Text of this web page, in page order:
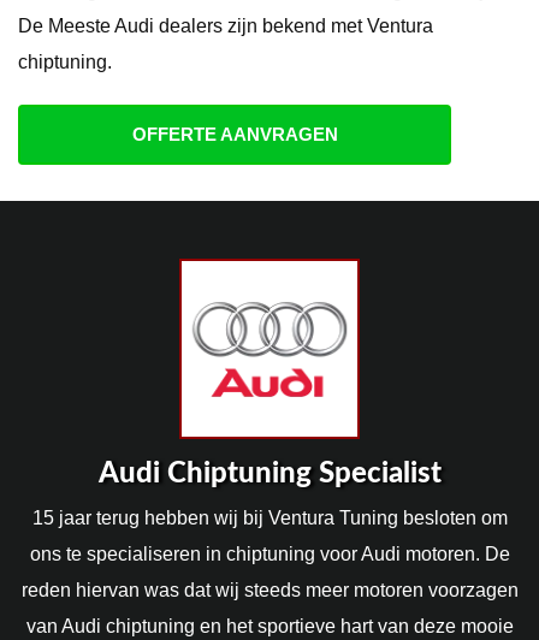
De Meeste Audi dealers zijn bekend met Ventura
chiptuning.
OFFERTE AANVRAGEN
Audi Chiptuning Specialist
15 jaar terug hebben wij bij Ventura Tuning besloten om
ons te specialiseren in chiptuning voor Audi motoren. De
reden hiervan was dat wij steeds meer motoren voorzagen
van Audi chiptuning en het sportieve hart van deze mooie